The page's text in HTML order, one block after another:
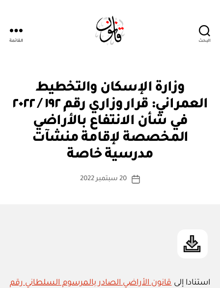
البحث القائمة
التصنيفاتوزارة الإسكان والتخطيط
العمراني: قرار وزاري رقم ١٩٢ / ٢٠٢٢
في شأن الانتفاع بالأراضي
المخصصة لإقامة منشآت
مدرسية خاصة
كاتب
بو
س
ة
تاريخ
20 سبتمبر 2022
استنادا إلى قانون الأراضي الصادر بالمرسوم السلطاني رقم